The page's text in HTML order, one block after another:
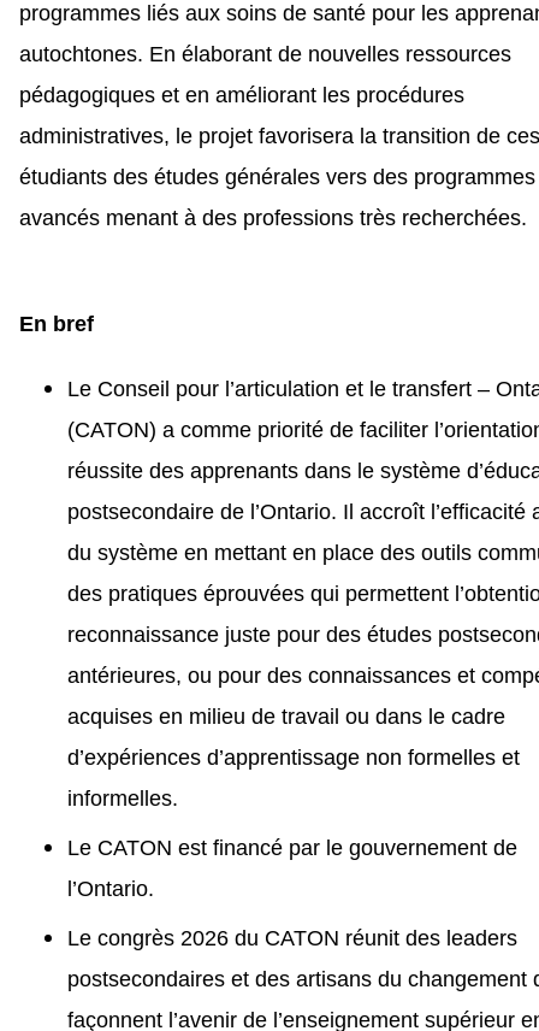
programmes liés aux soins de santé pour les
autochtones. En élaborant de nouvelles ressources
pédagogiques et en améliorant les procédures
administratives, le projet favorisera la transition de ces
étudiants des études générales vers des programmes
avancés menant à des professions très recherchées.
En bref
Le Conseil pour l’articulation et le transfert –
(CATON) a comme priorité de faciliter
réussite des apprenants dans le système
postsecondaire de l’Ontario. Il accroît l’efficacité
du système en mettant en place des outils
des pratiques éprouvées qui permettent
reconnaissance juste pour des études
antérieures, ou pour des connaissances et
acquises en milieu de travail ou dans le cadre
d’expériences d’apprentissage non formelles et
informelles.
Le CATON est financé par le gouvernement de
l’Ontario.
Le congrès 2026 du CATON réunit des leaders
postsecondaires et des artisans du changement
façonnent l’avenir de l’enseignement supérieur